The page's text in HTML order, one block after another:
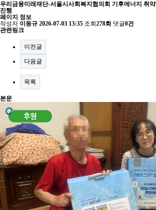
우리금융미래재단-서울시사회복지협의회 기후에너지 취
진행
페이지 정보
작성자 이동규 2026-07-03 13:35 조회 278회 댓글0건
관련링크
이전글
다음글
목록
본문